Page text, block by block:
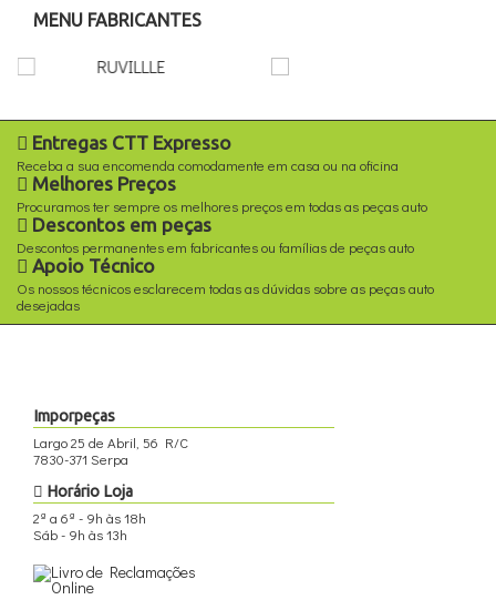
MENU FABRICANTES
Entregas CTT Expresso
Receba a sua encomenda comodamente em casa ou na oficina
Melhores Preços
Procuramos ter sempre os melhores preços em todas as peças auto
Descontos em peças
Descontos permanentes em fabricantes ou famílias de peças auto
Apoio Técnico
Os nossos técnicos esclarecem todas as dúvidas sobre as peças auto
desejadas
Imporpeças
Largo 25 de Abril, 56 R/C
7830-371 Serpa
Horário Loja
2ª a 6ª - 9h às 18h
Sáb - 9h às 13h